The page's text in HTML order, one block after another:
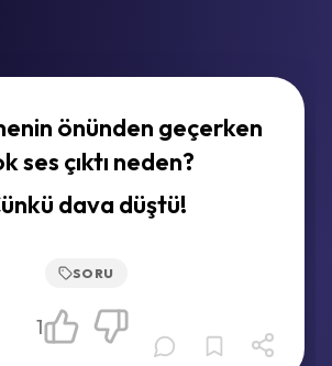
önünden geçerken
ses çıktı neden?
dava düştü!
SORU
1